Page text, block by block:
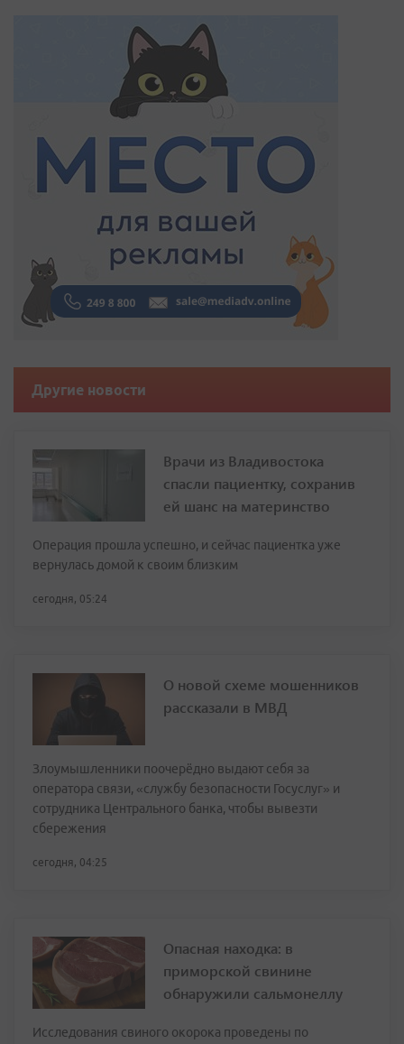
Другие новости
Врачи из Владивостока
спасли пациентку, сохранив
ей шанс на материнство
Операция прошла успешно, и сейчас пациентка уже
вернулась домой к своим близким
сегодня, 05:24
О новой схеме мошенников
рассказали в МВД
Злоумышленники поочерёдно выдают себя за
оператора связи, «службу безопасности Госуслуг» и
сотрудника Центрального банка, чтобы вывезти
сбережения
сегодня, 04:25
Опасная находка: в
приморской свинине
обнаружили сальмонеллу
Исследования свиного окорока проведены по